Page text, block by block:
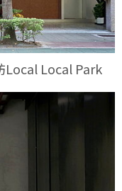
Local Local Park